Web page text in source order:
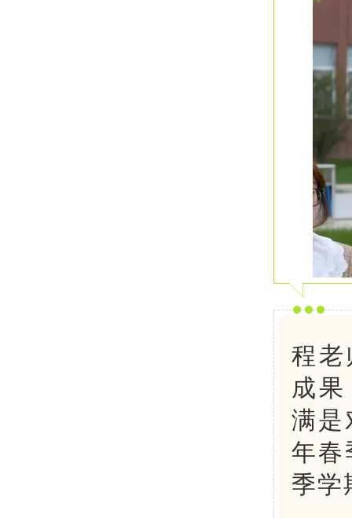
程老
成
满是
年春
季学